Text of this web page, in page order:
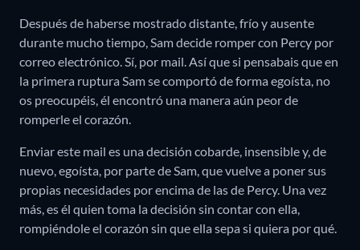
Después de haberse mostrado distante, frío y ausente
durante mucho tiempo, Sam decide romper con Percy por
correo electrónico. Sí, por mail. Así que si pensabais que en
la primera ruptura Sam se comportó de forma egoísta, no
os preocupéis, él encontró una manera aún peor de
romperle el corazón.
Enviar este mail es una decisión cobarde, insensible y, de
nuevo, egoísta, por parte de Sam, que vuelve a poner sus
propias necesidades por encima de las de Percy. Una vez
más, es él quien toma la decisión sin contar con ella,
rompiéndole el corazón sin que ella sepa si quiera por qué.